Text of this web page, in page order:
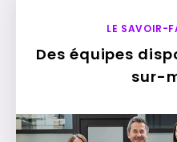
LE SAVOIR-
Des équipes
sur-